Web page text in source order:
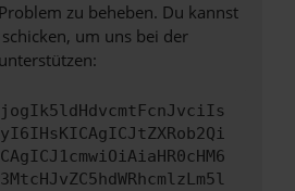
zu beheben. Du kannst
um uns bei der